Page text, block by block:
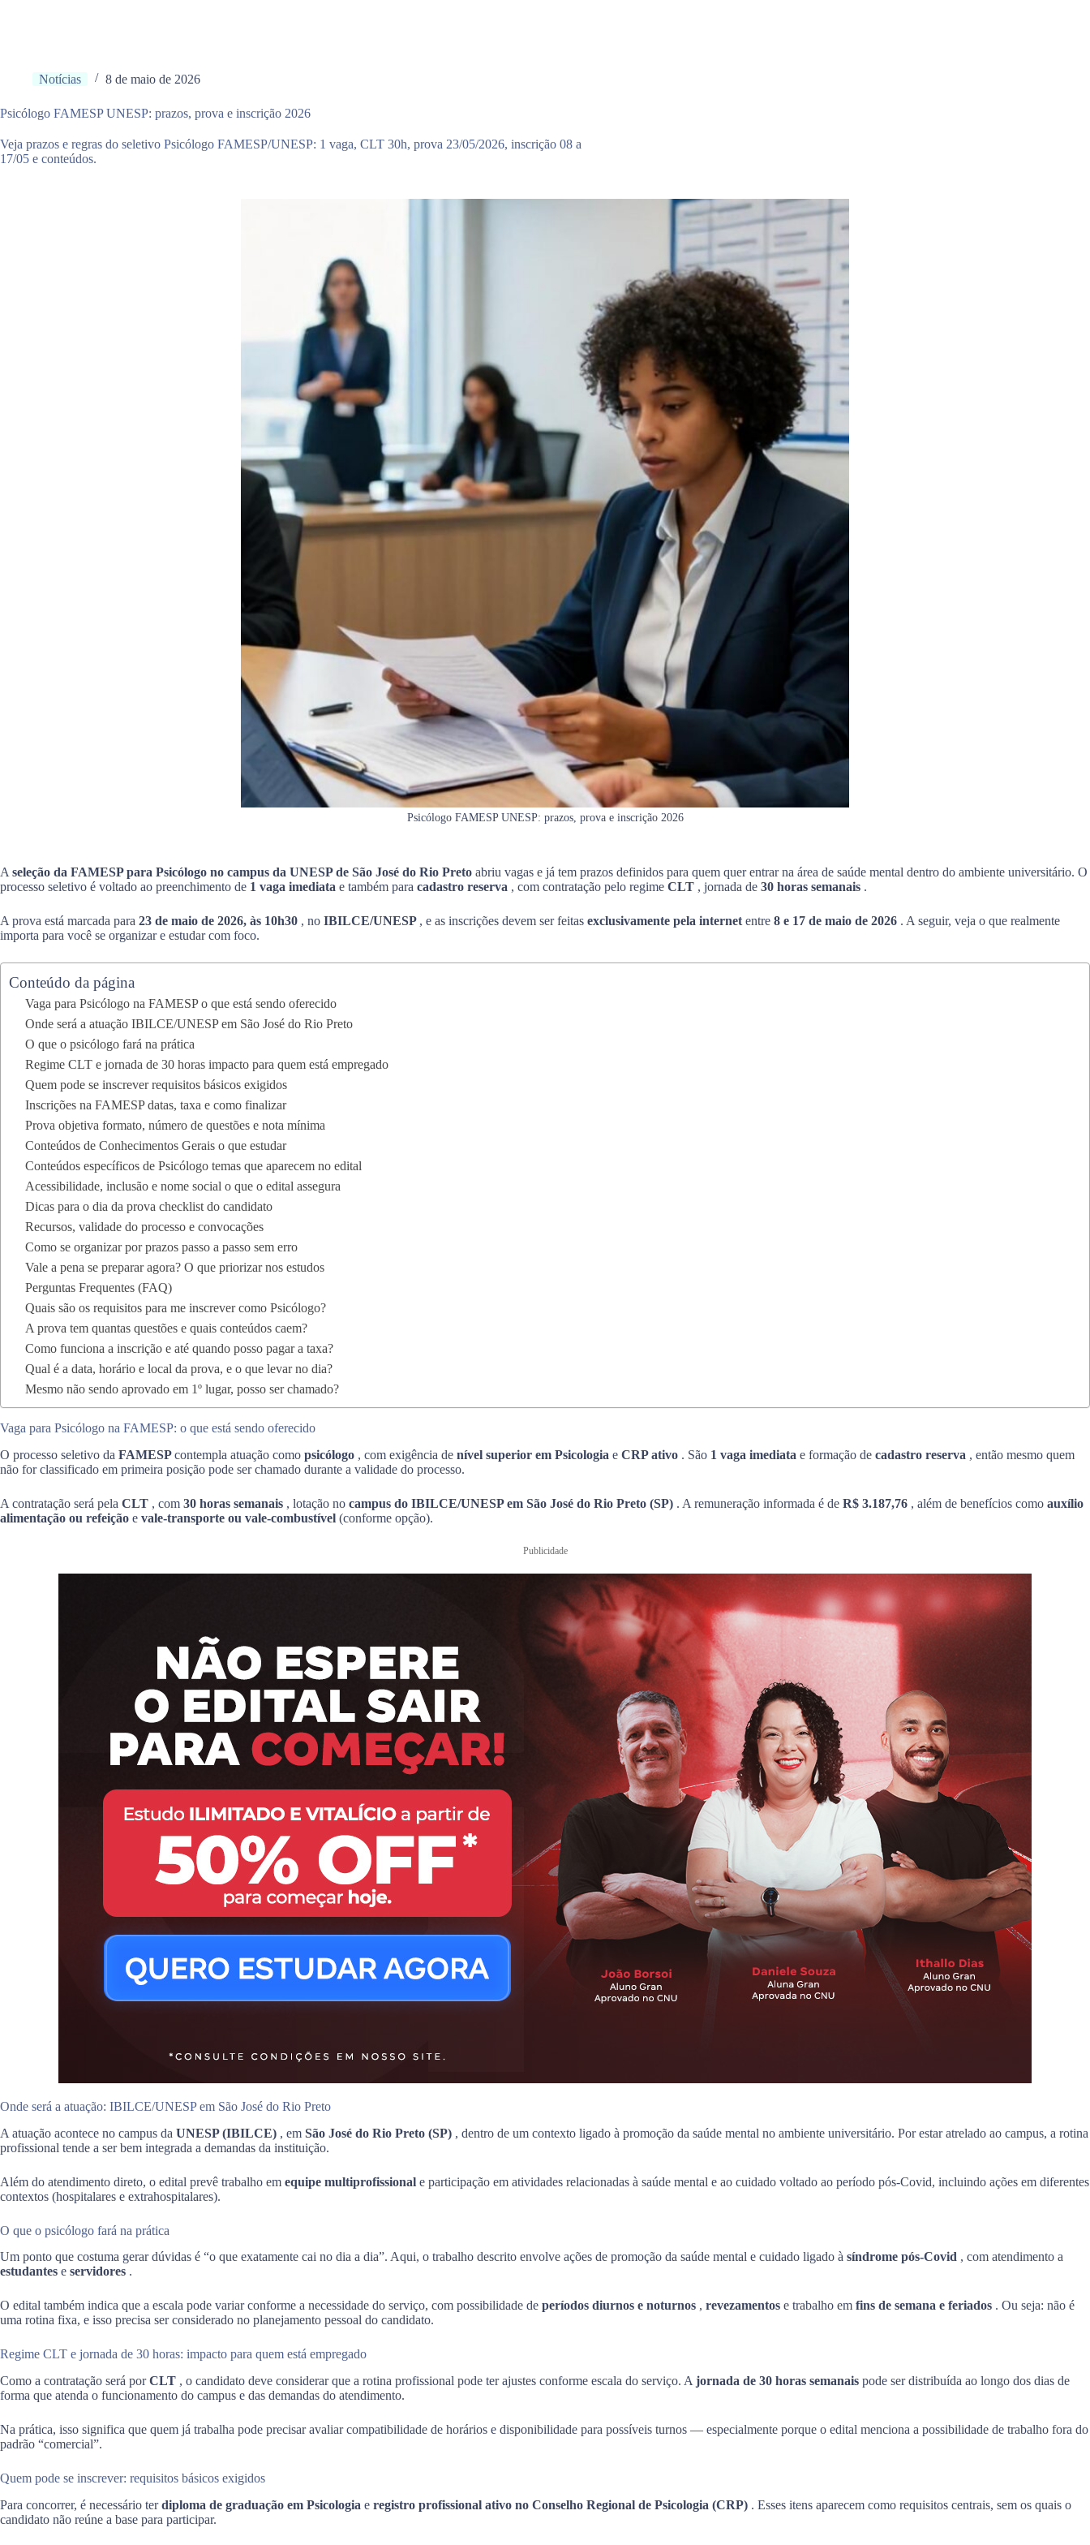
Notícias 8 de maio de 2026
Psicólogo FAMESP UNESP: prazos, prova e inscrição 2026
Veja prazos e regras do seletivo Psicólogo FAMESP/UNESP: 1 vaga, CLT 30h, prova 23/05/2026, inscrição 08 a
17/05 e conteúdos.
Psicólogo FAMESP UNESP: prazos, prova e inscrição 2026
A seleção da FAMESP para Psicólogo no campus da UNESP de São José do Rio Preto abriu vagas e já tem prazos definidos para quem quer entrar na área de saúde mental dentro do ambiente universitário. O
processo seletivo é voltado ao preenchimento de 1 vaga imediata e também para cadastro reserva , com contratação pelo regime CLT , jornada de 30 horas semanais .
A prova está marcada para 23 de maio de 2026, às 10h30 , no IBILCE/UNESP , e as inscrições devem ser feitas exclusivamente pela internet entre 8 e 17 de maio de 2026 . A seguir, veja o que realmente
importa para você se organizar e estudar com foco.
Conteúdo da página
Vaga para Psicólogo na FAMESP o que está sendo oferecido
Onde será a atuação IBILCE/UNESP em São José do Rio Preto
O que o psicólogo fará na prática
Regime CLT e jornada de 30 horas impacto para quem está empregado
Quem pode se inscrever requisitos básicos exigidos
Inscrições na FAMESP datas, taxa e como finalizar
Prova objetiva formato, número de questões e nota mínima
Conteúdos de Conhecimentos Gerais o que estudar
Conteúdos específicos de Psicólogo temas que aparecem no edital
Acessibilidade, inclusão e nome social o que o edital assegura
Dicas para o dia da prova checklist do candidato
Recursos, validade do processo e convocações
Como se organizar por prazos passo a passo sem erro
Vale a pena se preparar agora? O que priorizar nos estudos
Perguntas Frequentes (FAQ)
Quais são os requisitos para me inscrever como Psicólogo?
A prova tem quantas questões e quais conteúdos caem?
Como funciona a inscrição e até quando posso pagar a taxa?
Qual é a data, horário e local da prova, e o que levar no dia?
Mesmo não sendo aprovado em 1º lugar, posso ser chamado?
Vaga para Psicólogo na FAMESP: o que está sendo oferecido
O processo seletivo da FAMESPcontempla atuação como psicólogo , com exigência de nível superior em Psicologia e CRP ativo . São 1 vaga imediata e formação de cadastro reserva , então mesmo quem
não for classificado em primeira posição pode ser chamado durante a validade do processo.
A contratação será pela CLT , com 30 horas semanais , lotação no campus do IBILCE/UNESP em São José do Rio Preto (SP) . A remuneração informada é de R$ 3.187,76 , além de benefícios como auxílio
alimentação ou refeição e vale-transporte ou vale-combustível (conforme opção).
Publicidade
Onde será a atuação: IBILCE/UNESP em São José do Rio Preto
A atuação acontece no campus da UNESP (IBILCE) , em São José do Rio Preto (SP) , dentro de um contexto ligado à promoção da saúde mental no ambiente universitário. Por estar atrelado ao campus, a rotina
profissional tende a ser bem integrada a demandas da instituição.
Além do atendimento direto, o edital prevê trabalho em equipe multiprofissional e participação em atividades relacionadas à saúde mental e ao cuidado voltado ao período pós-Covid, incluindo ações em diferentes
contextos (hospitalares e extrahospitalares).
O que o psicólogo fará na prática
Um ponto que costuma gerar dúvidas é “o que exatamente cai no dia a dia”. Aqui, o trabalho descrito envolve ações de promoção da saúde mental e cuidado ligado à síndrome pós-Covid , com atendimento a
estudantes e servidores .
O edital também indica que a escala pode variar conforme a necessidade do serviço, com possibilidade de períodos diurnos e noturnos , revezamentos e trabalho em fins de semana e feriados . Ou seja: não é
uma rotina fixa, e isso precisa ser considerado no planejamento pessoal do candidato.
Regime CLT e jornada de 30 horas: impacto para quem está empregado
Como a contratação será porCLT , o candidato deve considerar que a rotina profissional pode ter ajustes conforme escala do serviço. A jornada de 30 horas semanais pode ser distribuída ao longo dos dias de
forma que atenda o funcionamento do campus e das demandas do atendimento.
Na prática, isso significa que quem já trabalha pode precisar avaliar compatibilidade de horários e disponibilidade para possíveis turnos — especialmente porque o edital menciona a possibilidade de trabalho fora do
padrão “comercial”.
Quem pode se inscrever: requisitos básicos exigidos
Para concorrer, é necessário terdiploma de graduação em Psicologia e registro profissional ativo no Conselho Regional de Psicologia (CRP) . Esses itens aparecem como requisitos centrais, sem os quais o
candidato não reúne a base para participar.